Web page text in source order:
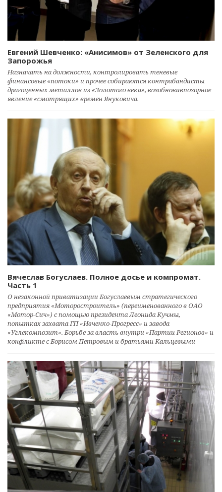
Евгений Шевченко: «Анисимов» от Зеленского для
Запорожья
Назначать на должности, контролировать теневые
финансовые «потоки» и прочее собираются контрабандисты
драгоценных металлов из «Золотого века», возобновивпозорное
явление «смотрящих» времен Януковича.
Вячеслав Богуслаев. Полное досье и компромат.
Часть 1
О незаконной приватизации Богуслаевым стратегического
предприятия «Моторостроитель» (переименованного в ОАО
«Мотор-Сич») с помощью президента Леонида Кучмы,
попытках захвата ГП «Ивченко-Прогресс» и завода
«Углекомпозит». Борьбе за власть внутри «Партии Регионов» и
конфликте с Борисом Петровым и братьями Кальцевыми